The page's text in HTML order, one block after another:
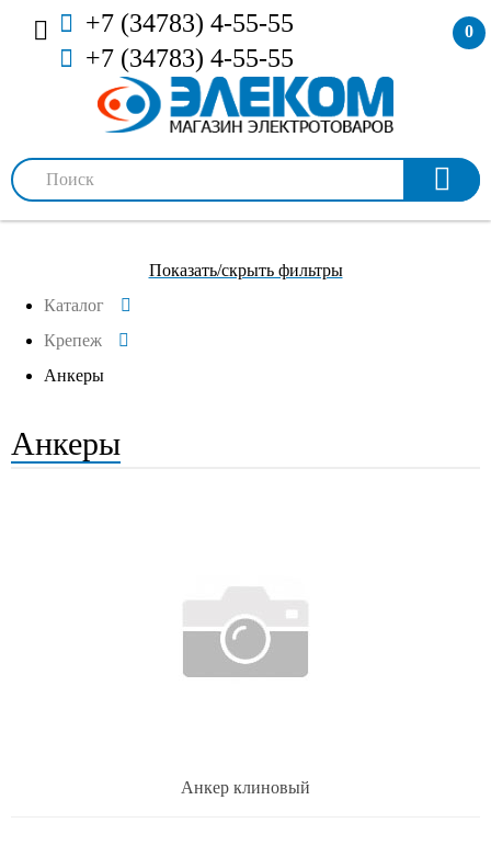
+7 (34783) 4-55-55
+7 (34783) 4-55-55
0
Показать/скрыть фильтры
Каталог
Крепеж
Анкеры
Анкеры
Анкер клиновый